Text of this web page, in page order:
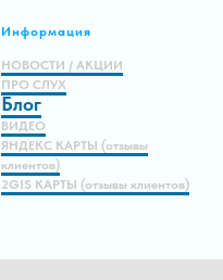
Информация
НОВОСТИ / АКЦИИ
ПРО СЛУХ
Блог
ВИДЕО
ЯНДЕКС КАРТЫ (отзывы
клиентов)
2GIS КАРТЫ (отзывы клиентов)